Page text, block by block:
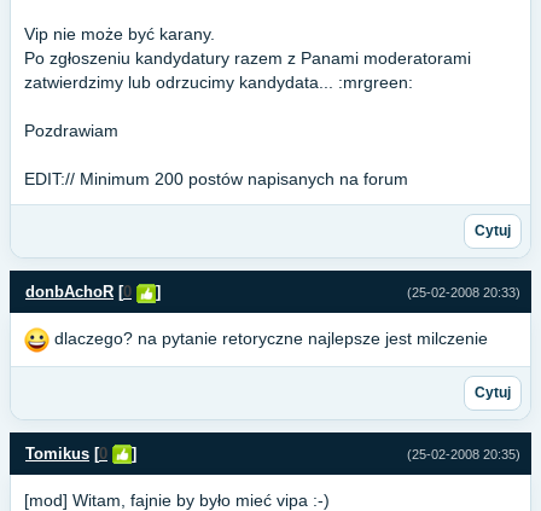
Vip nie może być karany.
Po zgłoszeniu kandydatury razem z Panami moderatorami
zatwierdzimy lub odrzucimy kandydata... :mrgreen:
Pozdrawiam
EDIT:// Minimum 200 postów napisanych na forum
Cytuj
(25-02-2008 20:33)
donbAchoR [0 ]
dlaczego? na pytanie retoryczne najlepsze jest milczenie
Cytuj
(25-02-2008 20:35)
Tomikus [0 ]
[mod] Witam, fajnie by było mieć vipa :-)